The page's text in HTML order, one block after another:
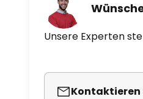
Unsere Experten
Kontaktieren